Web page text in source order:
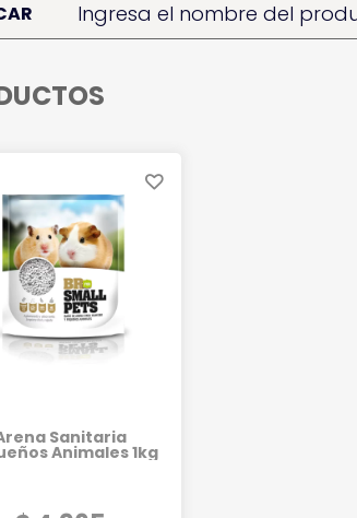
GATOS
Sanitaria
Animales 1kg